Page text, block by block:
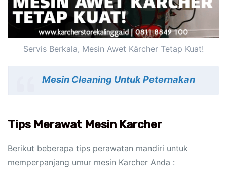
Servis Berkala, Mesin Awet Kärcher Tetap Kuat!
Mesin Cleaning Untuk Peternakan
Tips Merawat Mesin Karcher
Berikut beberapa tips perawatan mandiri untuk
memperpanjang umur mesin Karcher Anda :